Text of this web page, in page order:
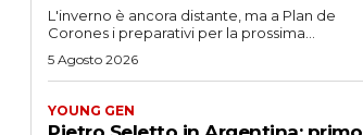
L'inverno è ancora distante, ma a Plan de
Corones i preparativi per la prossima...
5 Agosto 2026
YOUNG GEN